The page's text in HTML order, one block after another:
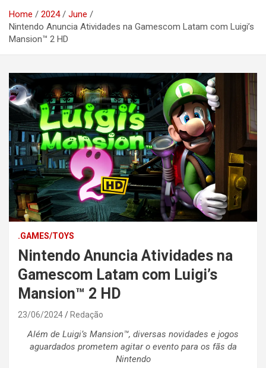
Home 2024
June
Nintendo Anuncia Atividades na Gamescom Latam com Luigi’s
Mansion™ 2 HD
.GAMES/TOYS
Nintendo Anuncia Atividades na
Gamescom Latam com Luigi’s
Mansion™ 2 HD
23/06/2024 Redação
Além de Luigi’s Mansion™, diversas novidades e jogos
aguardados prometem agitar o evento para os fãs da
Nintendo